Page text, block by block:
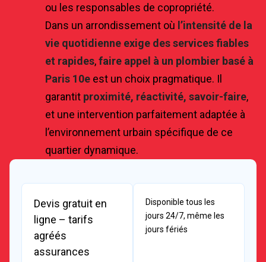
ou les responsables de copropriété.
Dans un arrondissement où l’intensité de la
vie quotidienne exige des services fiables
et rapides,faire appel à un plombier basé à
Paris 10e est un choix pragmatique. Il
garantit proximité, réactivité, savoir-faire,
et une intervention parfaitement adaptée à
l’environnement urbain spécifique de ce
quartier dynamique.
Devis gratuit en
ligne – tarifs
agréés
assurances
Disponible tous les
jours 24/7, même les
jours fériés